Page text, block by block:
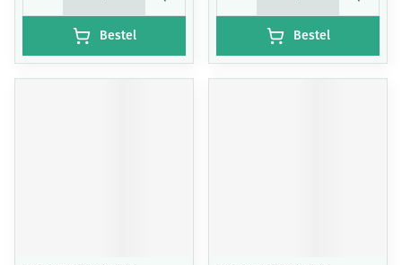
Bestel Bestel